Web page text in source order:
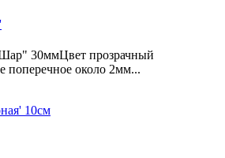
30ммЦвет прозрачный
поперечное около 2мм...